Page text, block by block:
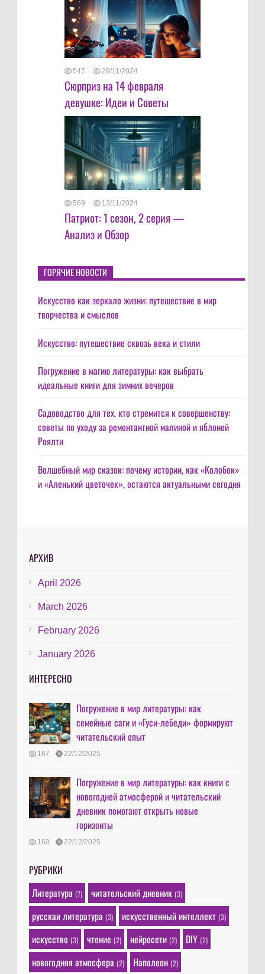
547 29/11/2024
Сюрприз на 14 февраля
девушке: Идеи и Советы
569 13/11/2024
Патриот: 1 сезон, 2 серия —
Анализ и Обзор
ГОРЯЧИЕ НОВОСТИ
Искусство как зеркало жизни: путешествие в мир
творчества и смыслов
Искусство: путешествие сквозь века и стили
Погружение в магию литературы: как выбрать
идеальные книги для зимних вечеров
Садоводство для тех, кто стремится к совершенству:
советы по уходу за ремонтантной малиной и яблоней
Роялти
Волшебный мир сказок: почему истории, как «Колобок»
и «Аленький цветочек», остаются актуальными сегодня
АРХИВ
April 2026
March 2026
February 2026
January 2026
ИНТЕРЕСНО
Погружение в мир литературы: как
семейные саги и «Гуси-лебеди» формируют
читательский опыт
167 22/12/2025
Погружение в мир литературы: как книги с
новогодней атмосферой и читательский
дневник помогают открыть новые
горизонты
160 22/12/2025
РУБРИКИ
Литература (7) читательский дневник (3)
русская литература (3) искусственный интеллект (3)
искусство (3) чтение (2) нейросети (2) DIY (2)
новогодняя атмосфера (2) Наполеон (2)